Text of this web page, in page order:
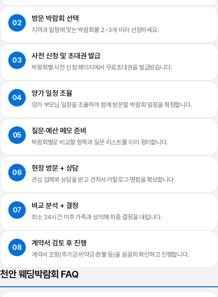
02 방문 박람회 선택
지역과 일정에 맞는 박람회를 2~3개 미리 선정하세요.
03 사전 신청 및 초대권 발급
박람회별 사전 신청 페이지에서 무료초대권을 발급받습니다.
04 양가 일정 조율
양가 부모님 일정을 조율하여 함께 방문할 박람회 일정을 확정합니다.
05 질문·예산 메모 준비
박람회별로 비교할 항목과 질문 리스트를 미리 정리합니다.
06 현장 방문 + 상담
관심 업체와 상담을 받고 견적서·카탈로그·명함을 확보합니다.
07 비교 분석 + 결정
최소 24시간 이후 가족과 상의해 최종 결정을 내립니다.
08 계약서 검토 후 진행
계약서 조항(추가금·위약금·환불 등)을 꼼꼼히 확인하고 진행합니다.
천안 웨딩박람회 FAQ